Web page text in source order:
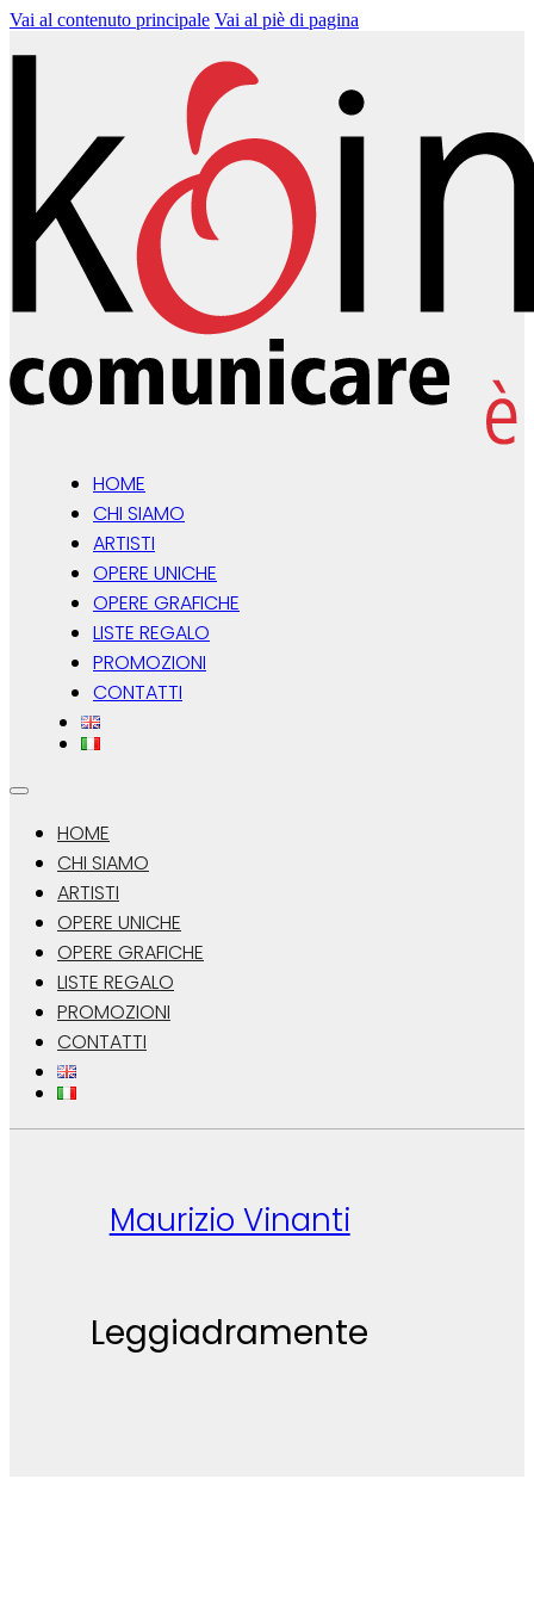
Vai al contenuto principale Vai al piè di pagina
HOME
CHI SIAMO
ARTISTI
OPERE UNICHE
OPERE GRAFICHE
LISTE REGALO
PROMOZIONI
CONTATTI
HOME
CHI SIAMO
ARTISTI
OPERE UNICHE
OPERE GRAFICHE
LISTE REGALO
PROMOZIONI
CONTATTI
Maurizio Vinanti
Leggiadramente